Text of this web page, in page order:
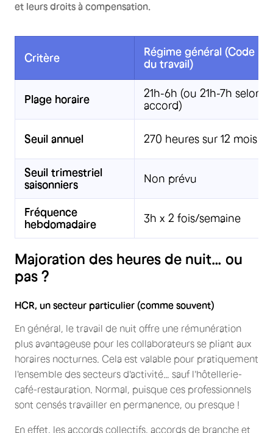
et leurs droits à compensation.
Critère
Régime général (Code
du travail)
Plage horaire
21h-6h (ou 21h-7h selon
accord)
Seuil annuel 270 heures sur 12 mois
Seuil trimestriel
saisonniers
Non prévu
Fréquence
hebdomadaire
3h x 2 fois/semaine
Majoration des heures de nuit… ou
pas ?
HCR, un secteur particulier (comme souvent)
En général, le travail de nuit offre une rémunération
plus avantageuse pour les collaborateurs se pliant aux
horaires nocturnes. Cela est valable pour pratiquement
l'ensemble des secteurs d'activité… sauf l'hôtellerie-
café-restauration. Normal, puisque ces professionnels
sont censés travailler en permanence, ou presque !
En effet, les accords collectifs, accords de branche et